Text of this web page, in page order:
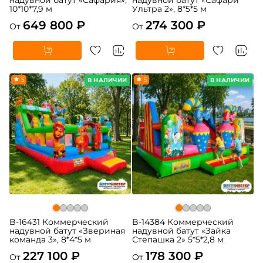
10*10*7,9 м
От 649 800 ₽
Ультра 2», 8*5*5 м
От 274 300 ₽
В НАЛИЧИИ
5
B-16431 Коммерческий
надувной батут «Звериная
команда 3», 8*4*5 м
От 227 100 ₽
В НАЛИЧИИ
5
B-14384 Коммерческий
надувной батут «Зайка
Степашка 2» 5*5*2,8 м
От 178 300 ₽